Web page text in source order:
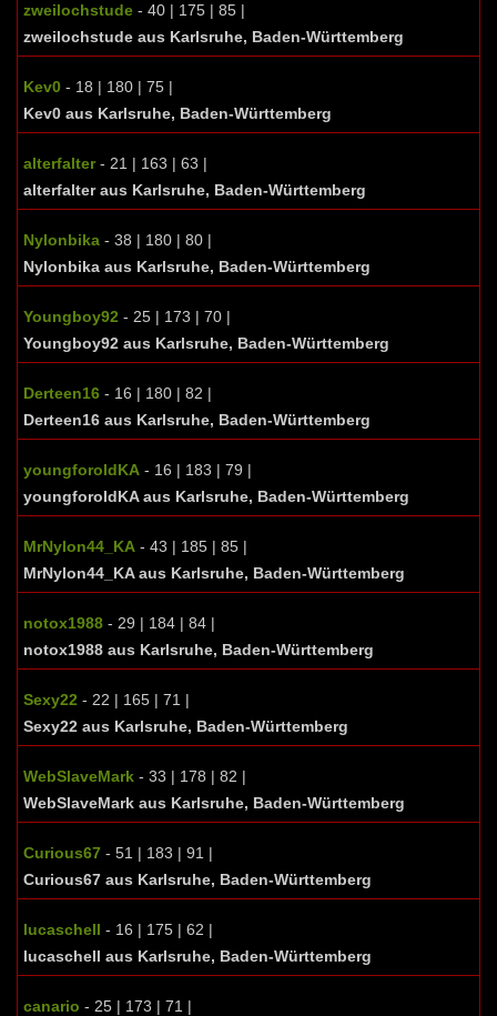
zweilochstude - 40 | 175 | 85 |
zweilochstude aus Karlsruhe, Baden-Württemberg
Kev0 - 18 | 180 | 75 |
Kev0 aus Karlsruhe, Baden-Württemberg
alterfalter- 21 | 163 | 63 |
alterfalter aus Karlsruhe, Baden-Württemberg
Nylonbika - 38 | 180 | 80 |
Nylonbika aus Karlsruhe, Baden-Württemberg
Youngboy92 - 25 | 173 | 70 |
Youngboy92 aus Karlsruhe, Baden-Württemberg
Derteen16 - 16 | 180 | 82 |
Derteen16 aus Karlsruhe, Baden-Württemberg
youngforoldKA - 16 | 183 | 79 |
youngforoldKA aus Karlsruhe, Baden-Württemberg
MrNylon44_KA - 43 | 185 | 85 |
MrNylon44_KA aus Karlsruhe, Baden-Württemberg
notox1988 - 29 | 184 | 84 |
notox1988 aus Karlsruhe, Baden-Württemberg
Sexy22 - 22 | 165 | 71 |
Sexy22 aus Karlsruhe, Baden-Württemberg
WebSlaveMark - 33 | 178 | 82 |
WebSlaveMark aus Karlsruhe, Baden-Württemberg
Curious67 - 51 | 183 | 91 |
Curious67 aus Karlsruhe, Baden-Württemberg
lucaschell - 16 | 175 | 62 |
lucaschell aus Karlsruhe, Baden-Württemberg
canario - 25 | 173 | 71 |